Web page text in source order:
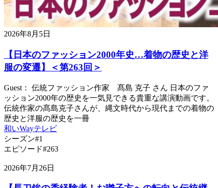
2026年8月5日
【日本のファッション2000年史…着物の歴史と洋
服の変遷】＜第263回＞
Guest： 伝統ファッション作家 髙島 克子 さん 日本のファ
ッション2000年の歴史を一気見できる貴重な講演動画です。
伝統作家の髙島克子さんが、縄文時代から現代までの着物の
歴史と洋服の歴史を一冊
和いWayテレビ
シーズン#1
エピソード#263
2026年7月26日